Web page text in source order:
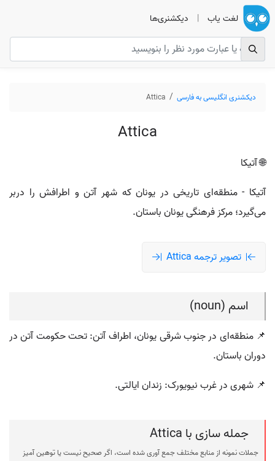
لغت یاب | دیکشنری‌ها
دیکشنری انگلیسی به فارسی Attica
Attica
🌐 آتیکا
آتیکا - منطقه‌ای تاریخی در یونان که شهر آتن و اطرافش را دربر
می‌گیرد؛ مرکز فرهنگی یونان باستان.
تصویر ترجمه Attica
اسم (noun)
📌 منطقه‌ای در جنوب شرقی یونان، اطراف آتن: تحت حکومت آتن در
دوران باستان.
📌 شهری در غرب نیویورک: زندان ایالتی.
جمله سازی با Attica
جملات نمونه از منابع مختلف جمع آوری شده است، اگر صحیح نیست یا توهین آمیز